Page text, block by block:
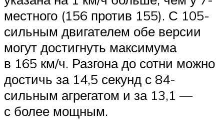
местного (156 против 155). С 105-
сильным двигателем обе версии
могут достигнуть максимума
в 165 км/ч. Разгона до сотни можно
достичь за 14,5 секунд с 84-
сильным агрегатом и за 13,1 —
с более мощным.